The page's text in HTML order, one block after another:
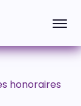
honoraires